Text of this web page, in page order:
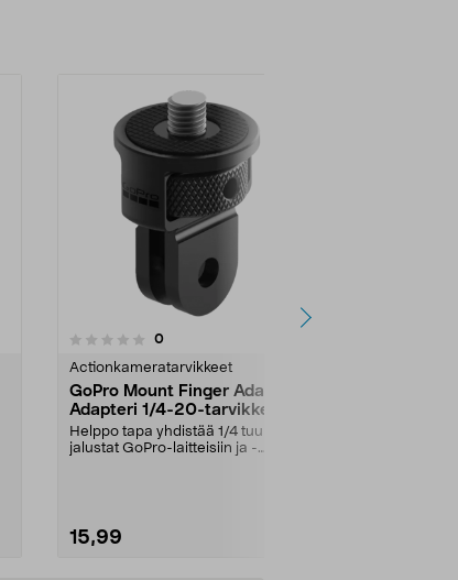
0arvostelut
Actionkameratarvikkeet
GoPro Mount Finger Adapter
Adapteri 1/4-20-tarvikkeille
Helppo tapa yhdistää 1/4 tuuman
jalustat GoPro-laitteisiin ja -
15,99
5.0 viidestä